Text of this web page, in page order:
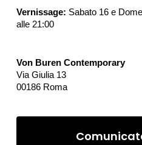
Vernissage: Sabato 16 e
alle 21:00
Von Buren Contemporary
Via Giulia 13
00186 Roma